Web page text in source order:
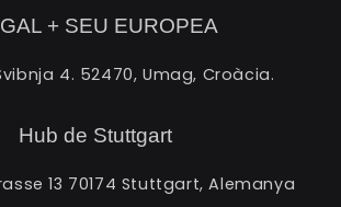
+ SEU EUROPEA
4. 52470, Umag, Croàcia.
Hub de Stuttgart
13 70174 Stuttgart, Alemanya